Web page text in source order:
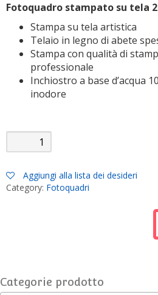
Fotoquadro stampato su tela
Stampa su tela artistica
Telaio in legno di abete
Stampa con qualità di
professionale
Inchiostro a base d’acqua
inodore
Stampa
su
20x30
quantity
Aggiungi alla lista dei desideri
Category: Fotoquadri
Categorie prodotto